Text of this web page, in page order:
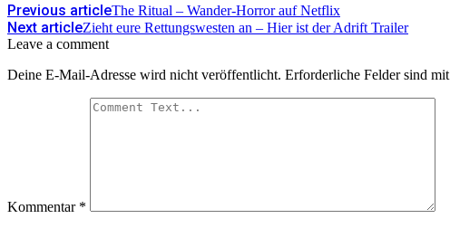
Previous articleThe Ritual – Wander-Horror auf Netflix
Next articleZieht eure Rettungswesten an – Hier ist der Adrift Trailer
Leave a comment
Deine E-Mail-Adresse wird nicht veröffentlicht. Erforderliche Felder sind mit
Kommentar *